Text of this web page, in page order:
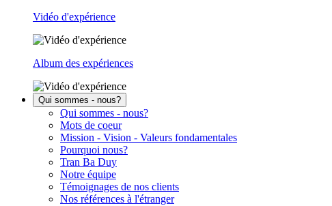
Vidéo d'expérience
Album des expériences
Qui sommes - nous?
Qui sommes - nous?
Mots de coeur
Mission - Vision - Valeurs fondamentales
Pourquoi nous?
Tran Ba Duy
Notre équipe
Témoignages de nos clients
Nos références à l'étranger